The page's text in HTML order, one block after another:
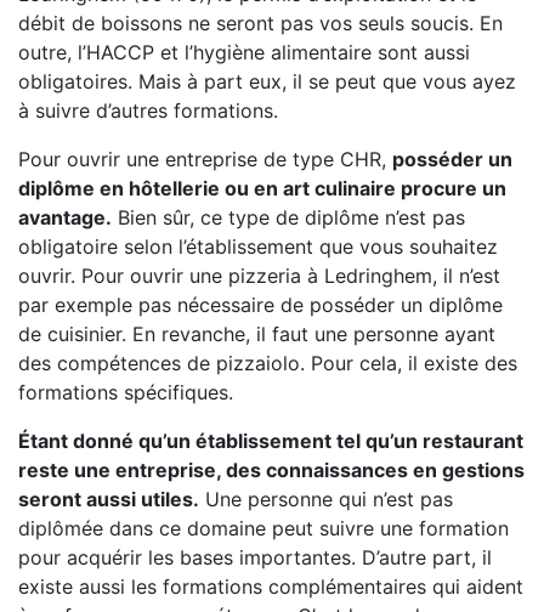
débit de boissons ne seront pas vos seuls soucis. En
outre, l’HACCP et l’hygiène alimentaire sont aussi
obligatoires. Mais à part eux, il se peut que vous ayez
à suivre d’autres formations.
Pour ouvrir une entreprise de type CHR, posséder un
diplôme en hôtellerie ou en art culinaire procure un
avantage. Bien sûr, ce type de diplôme n’est pas
obligatoire selon l’établissement que vous souhaitez
ouvrir. Pour ouvrir une pizzeria à Ledringhem, il n’est
par exemple pas nécessaire de posséder un diplôme
de cuisinier. En revanche, il faut une personne ayant
des compétences de pizzaiolo. Pour cela, il existe des
formations spécifiques.
Étant donné qu’un établissement tel qu’un restaurant
reste une entreprise, des connaissances en gestions
seront aussi utiles. Une personne qui n’est pas
diplômée dans ce domaine peut suivre une formation
pour acquérir les bases importantes. D’autre part, il
existe aussi les formations complémentaires qui aident